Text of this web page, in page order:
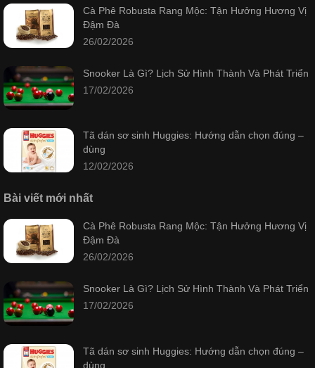
Cà Phê Robusta Rang Mộc: Tận Hưởng Hương Vị
Đậm Đà
26/02/2026
Snooker Là Gì? Lịch Sử Hình Thành Và Phát Triển
17/02/2026
Tã dán sơ sinh Huggies: Hướng dẫn chọn đúng –
dùng
12/02/2026
Bài viết mới nhất
Cà Phê Robusta Rang Mộc: Tận Hưởng Hương Vị
Đậm Đà
26/02/2026
Snooker Là Gì? Lịch Sử Hình Thành Và Phát Triển
17/02/2026
Tã dán sơ sinh Huggies: Hướng dẫn chọn đúng –
dùng